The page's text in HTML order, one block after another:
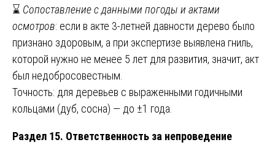
⌛ Сопоставление с данными погоды и актами
осмотров: если в акте 3-летней давности дерево было
признано здоровым, а при экспертизе выявлена гниль,
которой нужно не менее 5 лет для развития, значит, акт
был недобросовестным.
Точность: для деревьев с выраженными годичными
кольцами (дуб, сосна) — до ±1 года.
Раздел 15. Ответственность за непроведение